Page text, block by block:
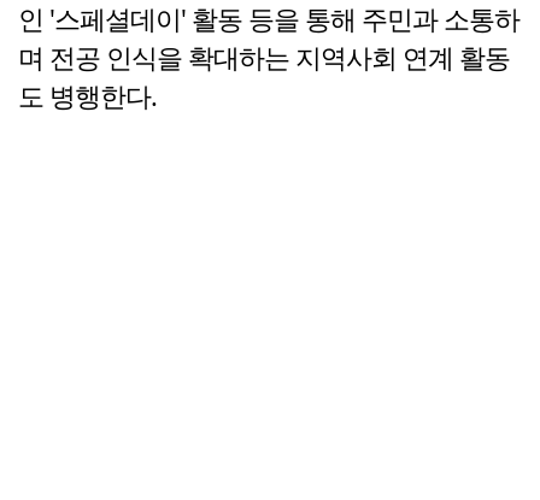
인 '스페셜데이' 활동 등을 통해 주민과 소통하
며 전공 인식을 확대하는 지역사회 연계 활동
도 병행한다.